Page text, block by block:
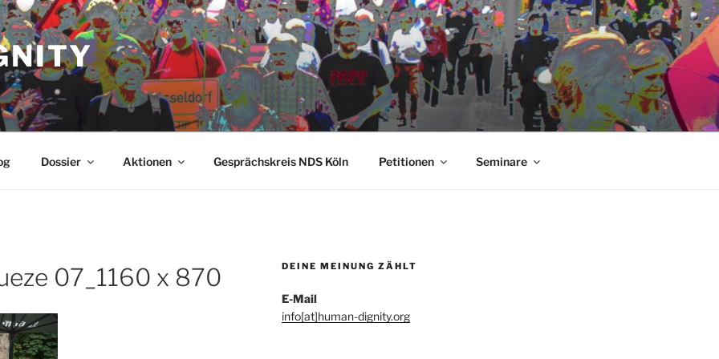
Dossier Aktionen Gesprächskreis NDS Köln Petitionen Seminare
07_1160 x 870 DEINE MEINUNG ZÄHLT
E-Mail
info[at]human-dignity.org